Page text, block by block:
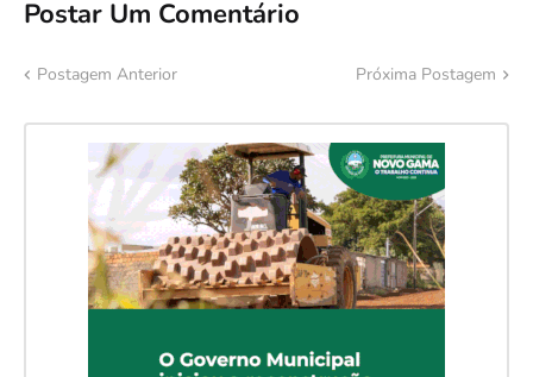
Postar Um Comentário
Postagem Anterior Próxima Postagem